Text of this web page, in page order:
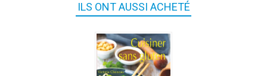
ILS ONT AUSSI ACHETÉ